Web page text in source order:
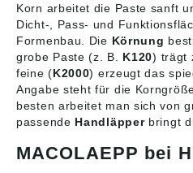
Korn arbeitet die Paste sanft
Dicht-, Pass- und
Formenbau. Die Körnung
grobe Paste (z. B. K120) trägt
feine (K2000) erzeugt das
Angabe steht für die
besten arbeitet man sich von
passende Handläpperbringt
MACOLAEPP bei